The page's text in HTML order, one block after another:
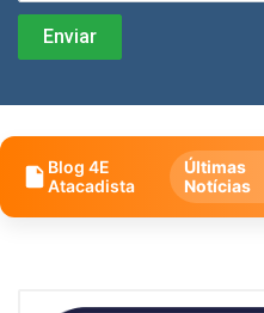
Blog 4E
Atacadista
Últimas
Notícias